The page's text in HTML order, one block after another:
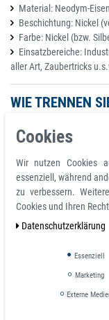
Material: Neodym-
Beschichtung: Nickel
Farbe: Nickel (bzw.
Einsatzbereiche:
aller Art, Zaubertricks
WIE TRENNEN
Als Käufer von unseren
ordnungsgemäße
übernehmen keine
Verwendung/
verpflichten sich diese
Cookies
Wir nutzen Cookies
essenziell, während
zu verbessern.
Cookies und Ihren
Daten­schutz­erklärung
Essenziell
Marketing
Externe